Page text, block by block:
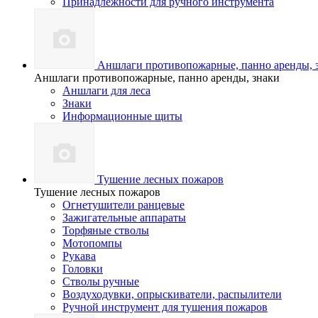
Аншлаги противопожарные, панно аренды,
Аншлаги противопожарные, панно аренды, знаки
Аншлаги для леса
Знаки
Информационные щиты
Тушение лесных пожаров
Тушение лесных пожаров
Огнетушители ранцевые
Зажигательные аппараты
Торфяные стволы
Мотопомпы
Рукава
Головки
Стволы ручные
Воздуходувки, опрыскиватели, распылители
Ручной инструмент для тушения пожаров